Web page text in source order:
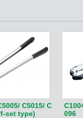
C5015/ C
set type)
096